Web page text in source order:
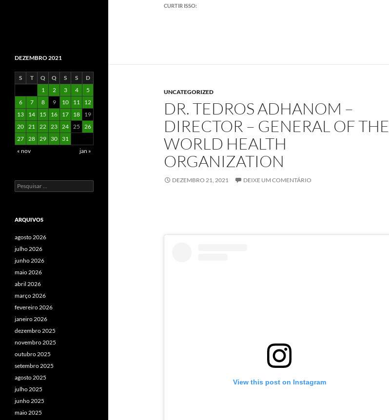
CURTIR ISSO:
UNCATEGORIZED
DR. TEDROS ADHANOM –
DIRECTOR – GENERAL OF THE
WORLD HEALTH
ORGANIZATION
DEZEMBRO 21, 2021 DEIXE UM COMENTÁRIO
View this post on Instagram
DEZEMBRO 2021
S T Q Q S S
D
1
2 3 4
5
6
7 8 9 10 11
12
13
14 15 16 17 18
19
20 21 22 23 24 25
26
27 28 29 30
31
« nov
jan »
Pesquisar
por:
ARQUIVOS
agosto 2026
julho 2026
junho 2026
maio 2026
abril 2026
março 2026
fevereiro 2026
janeiro 2026
dezembro 2025
novembro 2025
outubro 2025
setembro 2025
agosto 2025
julho 2025
junho 2025
maio 2025